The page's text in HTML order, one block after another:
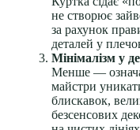
не створює
за рахунок
деталей у
Мінімалізм у
Менше —
майстри
блискавок,
безсенсових